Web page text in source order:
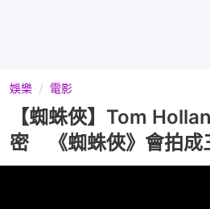
娛樂 電影
【蜘蛛俠】Tom
密 《蜘蛛俠》會拍成